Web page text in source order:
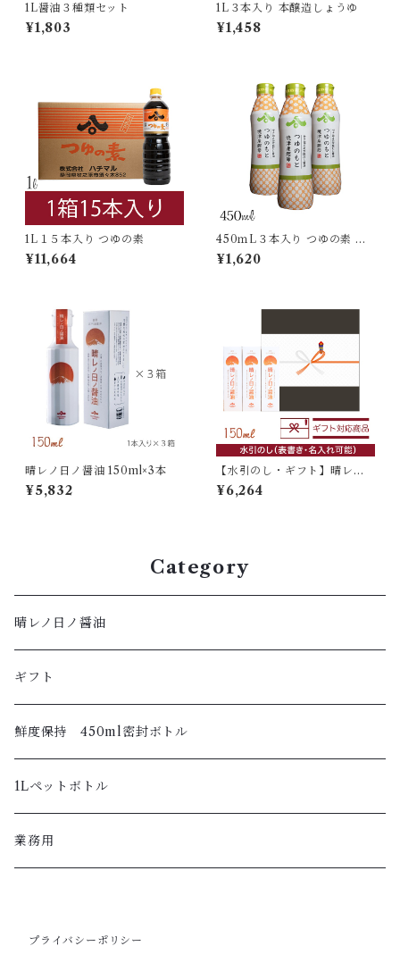
1L醤油３種類セット
¥1,803
1L３本入り 本醸造しょうゆ
¥1,458
1L１５本入り つゆの素
¥11,664
450ｍL３本入り つゆの素 密
封ボトル
¥1,620
晴レノ日ノ醤油 150ml×3本
¥5,832
【水引のし・ギフト】晴レノ
日ノ醤油 150ml×3本入
¥6,264
Category
晴レノ日ノ醤油
ギフト
鮮度保持 450ml密封ボトル
1Lペットボトル
業務用
プライバシーポリシー